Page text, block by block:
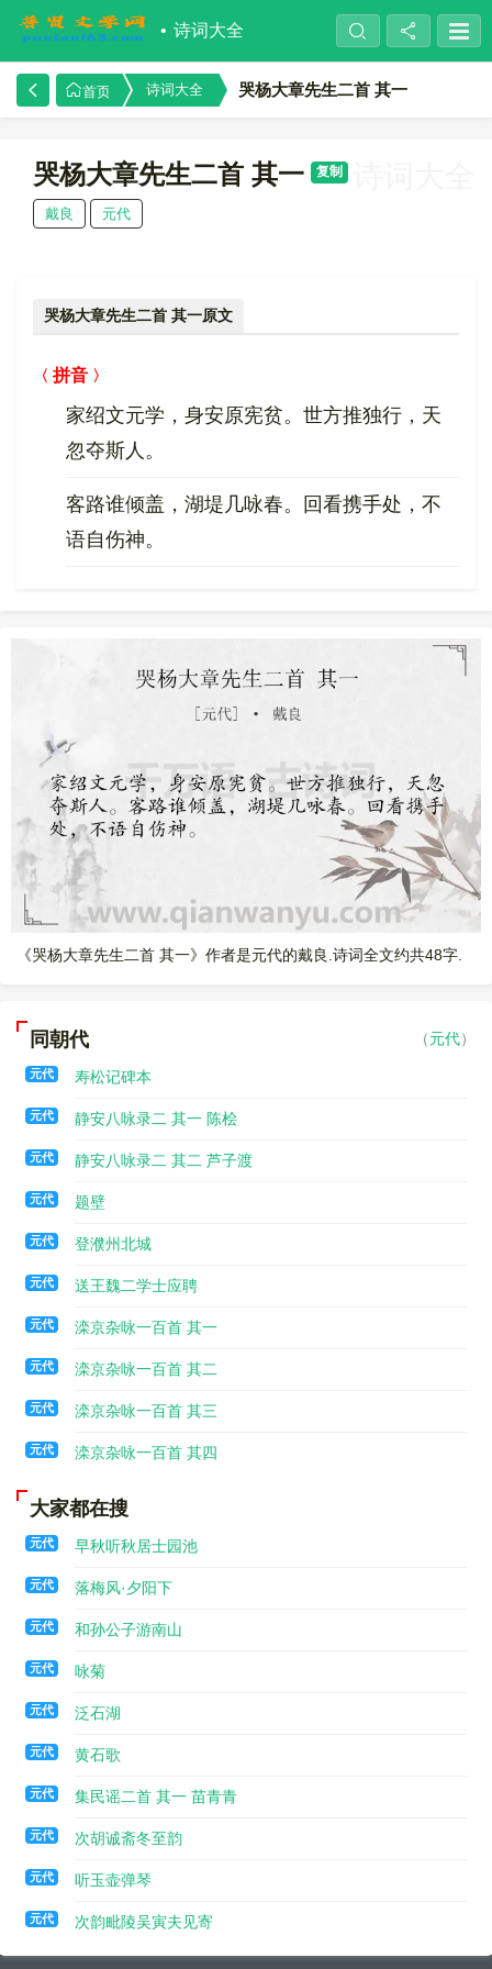
诗词大全
首页 诗词大全 哭杨大章先生二首 其一
哭杨大章先生二首 其一 复制
戴良 元代
哭杨大章先生二首 其一原文
拼音
家绍文元学，身安原宪贫。世方推独行，天
忽夺斯人。
客路谁倾盖，湖堤几咏春。回看携手处，不
语自伤神。
《哭杨大章先生二首 其一》作者是元代的戴良.诗词全文约共48字.
同朝代 （元代）
元代 寿松记碑本
元代 静安八咏录二 其一 陈桧
元代 静安八咏录二 其二 芦子渡
元代 题壁
元代 登濮州北城
元代 送王魏二学士应聘
元代 滦京杂咏一百首 其一
元代 滦京杂咏一百首 其二
元代 滦京杂咏一百首 其三
元代 滦京杂咏一百首 其四
大家都在搜
元代 早秋听秋居士园池
元代 落梅风·夕阳下
元代 和孙公子游南山
元代 咏菊
元代 泛石湖
元代 黄石歌
元代 集民谣二首 其一 苗青青
元代 次胡诚斋冬至韵
元代 听玉壶弹琴
元代 次韵毗陵吴寅夫见寄